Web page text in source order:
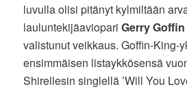
luvulla olisi pitänyt kylmiltään
lauluntekijäaviopariGerry Goffin
valistunut veikkaus. Goffin-King-
ensimmäisen listaykkösensä
Shirellesin singlellä ’Will You